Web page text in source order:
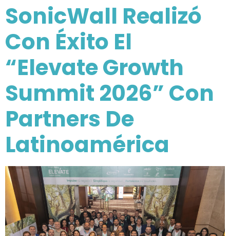
SonicWall Realizó
Con Éxito El
“Elevate Growth
Summit 2026” Con
Partners De
Latinoamérica